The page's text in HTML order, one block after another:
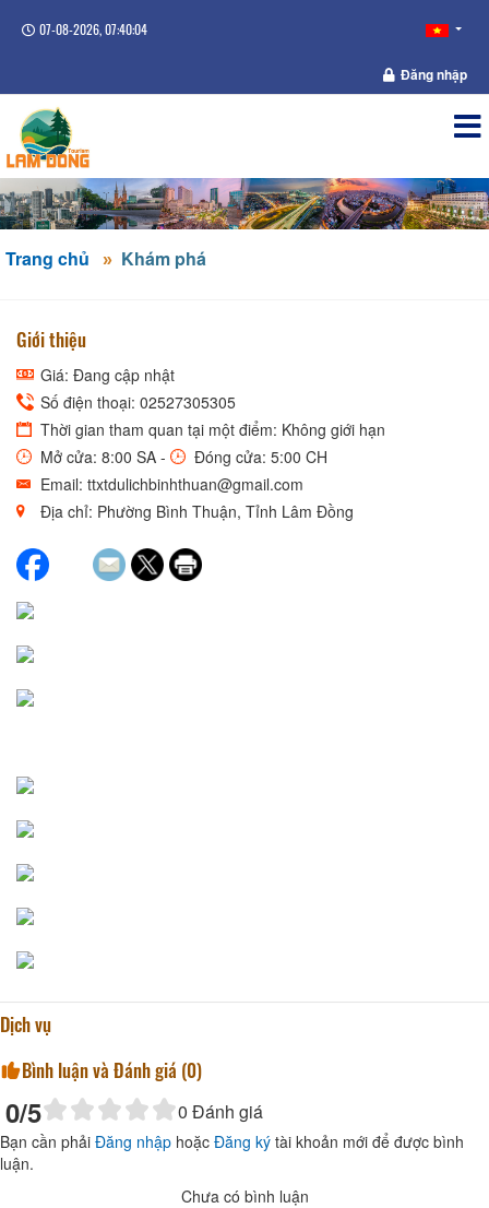
07-08-2026, 07:40:05
Đăng nhập
Trang chủ Khám phá
Giới thiệu
Giá: Đang cập nhật
Số điện thoại: 02527305305
Thời gian tham quan tại một điểm: Không giới hạn
Mở cửa: 8:00 SA -
Đóng cửa: 5:00 CH
Email: ttxtdulichbinhthuan@gmail.com
Địa chỉ: Phường Bình Thuận, Tỉnh Lâm Đồng
Dịch vụ
Bình luận và Đánh giá (0)
0/5 0 Đánh giá
Bạn cần phải Đăng nhập hoặc Đăng ký tài khoản mới để được bình
luận.
Chưa có bình luận